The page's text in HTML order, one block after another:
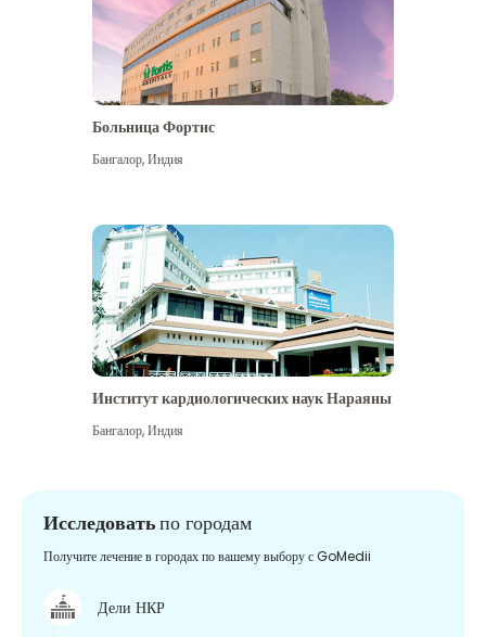
Больница Фортис
Бангалор,Индия
Институт кардиологических наук Нараяны
Бангалор,Индия
Исследоватьпо городам
Получите лечение в городах по вашему выбору с GoMedii
Дели НКР